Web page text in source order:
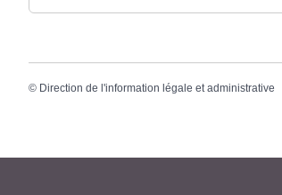
© Direction de l'information légale et administrative